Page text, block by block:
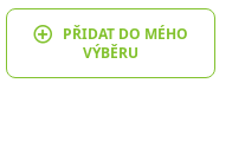
PŘIDAT DO MÉHO
VÝBĚRU